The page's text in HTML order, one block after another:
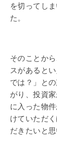
を切ってし
た。
そのことか
スがあると
では？」と
がり、投資
に入った物
けていただ
だきたいと思